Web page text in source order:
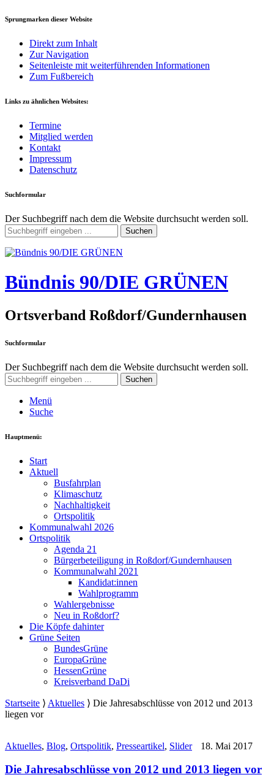
Sprungmarken dieser Website
Direkt zum Inhalt
Zur Navigation
Seitenleiste mit weiterführenden Informationen
Zum Fußbereich
Links zu ähnlichen Websites:
Termine
Mitglied werden
Kontakt
Impressum
Datenschutz
Suchformular
Der Suchbegriff nach dem die Website durchsucht werden soll.
Suchen
Bündnis 90/DIE GRÜNEN
Ortsverband Roßdorf/Gundernhausen
Suchformular
Der Suchbegriff nach dem die Website durchsucht werden soll.
Suchen
Menü
Suche
Hauptmenü:
Start
Aktuell
Busfahrplan
Klimaschutz
Nachhaltigkeit
Ortspolitik
Kommunalwahl 2026
Ortspolitik
Agenda 21
Bürgerbeteiligung in Roßdorf/Gundernhausen
Kommunalwahl 2021
Kandidat:innen
Wahlprogramm
Wahlergebnisse
Neu in Roßdorf?
Die Köpfe dahinter
Grüne Seiten
BundesGrüne
EuropaGrüne
HessenGrüne
Kreisverband DaDi
Startseite ⟩ Aktuelles ⟩ Die Jahresabschlüsse von 2012 und 2013
liegen vor
Aktuelles, Blog, Ortspolitik, Presseartikel, Slider 18. Mai 2017
Die Jahresabschlüsse von 2012 und 2013 liegen vor